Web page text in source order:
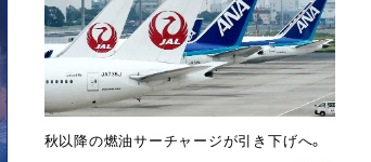
秋以降の燃油サーチャージが引き下げへ。